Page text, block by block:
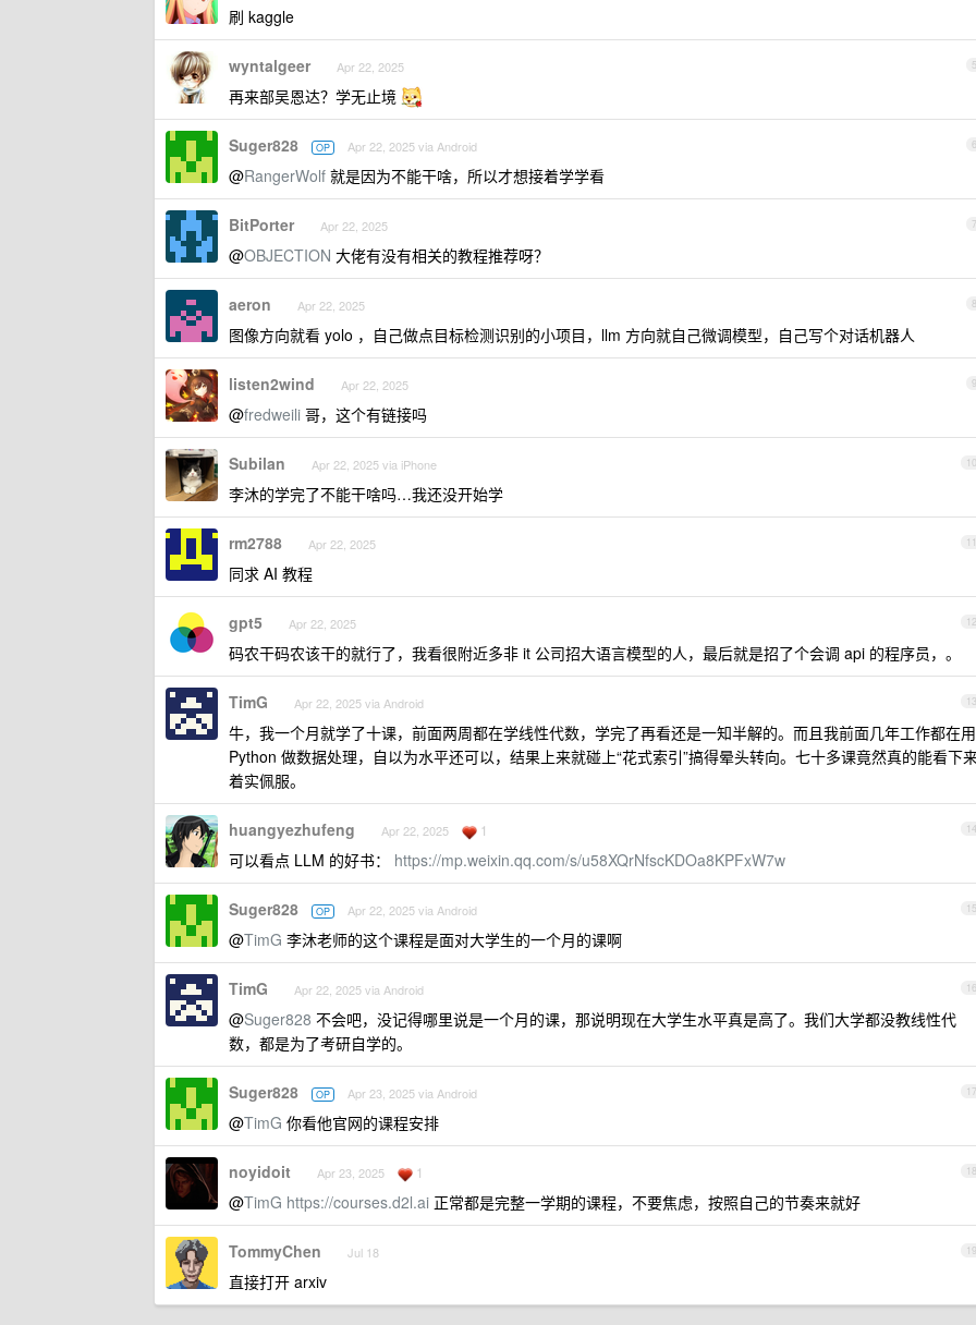
刷 kaggle
5
wyntalgeer Apr 22, 2025
再来部吴恩达？学无止境
6
Suger828 OP Apr 22, 2025 via Android
@RangerWolf 就是因为不能干啥，所以才想接着学学看
7
BitPorter Apr 22, 2025
@OBJECTION 大佬有没有相关的教程推荐呀？
8
aeron Apr 22, 2025
图像方向就看 yolo ，自己做点目标检测识别的小项目，llm 方向就自己微调模型，自己写个对话机器人
9
listen2wind Apr 22, 2025
@fredweili 哥，这个有链接吗
10
Subilan Apr 22, 2025 via iPhone
李沐的学完了不能干啥吗…我还没开始学
11
rm2788 Apr 22, 2025
同求 AI 教程
12
gpt5 Apr 22, 2025
码农干码农该干的就行了，我看很附近多非 it 公司招大语言模型的人，最后就是招了个会调 api 的程序员，。
13
TimG Apr 22, 2025 via Android
牛，我一个月就学了十课，前面两周都在学线性代数，学完了再看还是一知半解的。而且我前面几年工作都在用
Python 做数据处理，自以为水平还可以，结果上来就碰上“花式索引”搞得晕头转向。七十多课竟然真的能看下
着实佩服。
14
huangyezhufeng Apr 22, 2025 1
可以看点 LLM 的好书： https://mp.weixin.qq.com/s/u58XQrNfscKDOa8KPFxW7w
15
Suger828 OP Apr 22, 2025 via Android
@TimG 李沐老师的这个课程是面对大学生的一个月的课啊
16
TimG Apr 22, 2025 via Android
@Suger828 不会吧，没记得哪里说是一个月的课，那说明现在大学生水平真是高了。我们大学都没教线性代
数，都是为了考研自学的。
17
Suger828 OP Apr 23, 2025 via Android
@TimG 你看他官网的课程安排
18
noyidoit Apr 23, 2025 1
@TimG https://courses.d2l.ai 正常都是完整一学期的课程，不要焦虑，按照自己的节奏来就好
19
TommyChen Jul 18
直接打开 arxiv